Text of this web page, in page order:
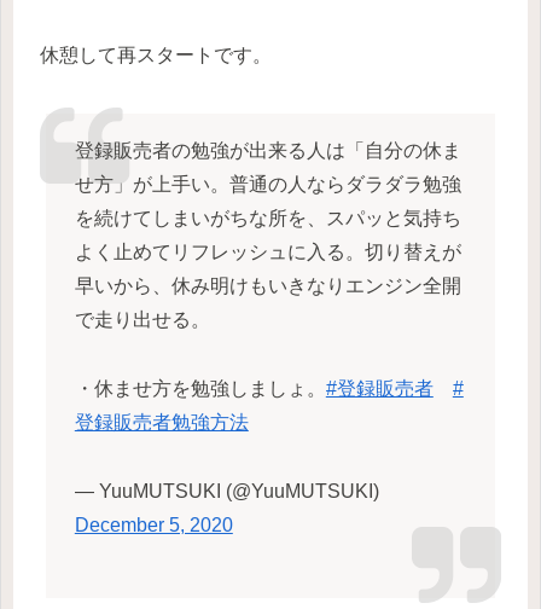
休憩して再スタートです。
登録販売者の勉強が出来る人は「自分の休ま
せ方」が上手い。普通の人ならダラダラ勉強
を続けてしまいがちな所を、スパッと気持ち
よく止めてリフレッシュに入る。切り替えが
早いから、休み明けもいきなりエンジン全開
で走り出せる。
・休ませ方を勉強しましょ。 #登録販売者
#
登録販売者勉強方法
— YuuMUTSUKI (@YuuMUTSUKI)
December 5, 2020